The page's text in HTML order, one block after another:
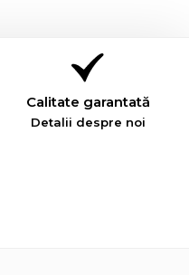
Calitate garantată
Detalii despre noi